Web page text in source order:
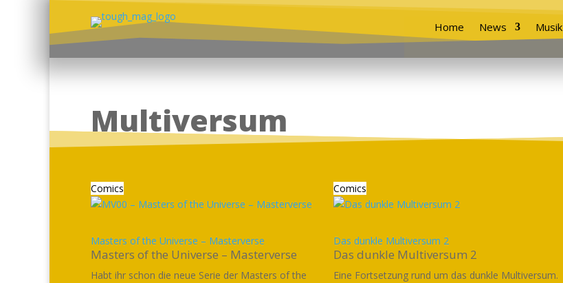
Home News Musik
Multiversum
Comics
Masters of the Universe – Masterverse
Masters of the Universe – Masterverse
Habt ihr schon die neue Serie der Masters of the
Comics
Das dunkle Multiversum 2
Das dunkle Multiversum 2
Eine Fortsetzung rund um das dunkle Multiversum.